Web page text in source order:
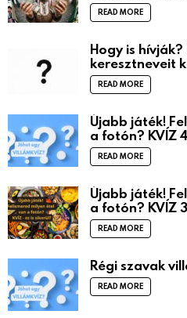
READ MORE
Hogy is
keresztneveit
READ MORE
Újabb játék!
a fotón? KVÍZ
READ MORE
Újabb játék!
a fotón? KVÍZ
READ MORE
Régi szavak
READ MORE